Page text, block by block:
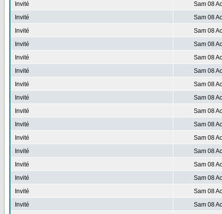
Invité
Sam 08
Invité
Sam 08
Invité
Sam 08
Invité
Sam 08
Invité
Sam 08
Invité
Sam 08
Invité
Sam 08
Invité
Sam 08
Invité
Sam 08
Invité
Sam 08
Invité
Sam 08
Invité
Sam 08
Invité
Sam 08
Invité
Sam 08
Invité
Sam 08
Invité
Sam 08